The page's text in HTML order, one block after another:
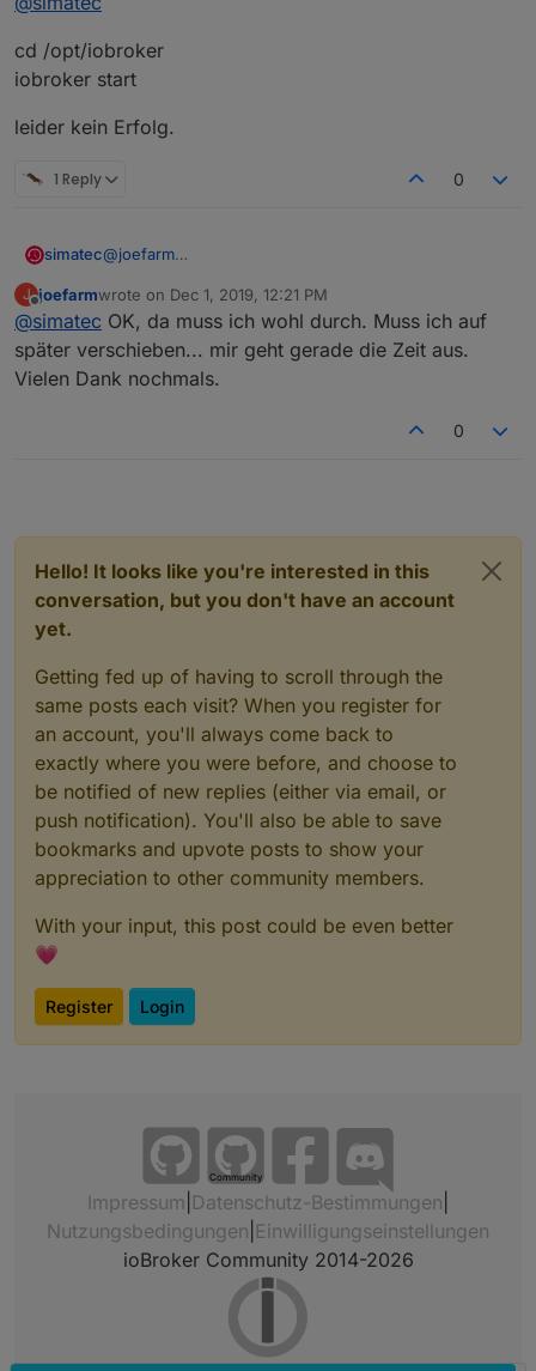
cd /opt/iobroker
iobroker start
leider kein Erfolg.
1 Reply 0
simatec@joefarm
Am besten du sicherst dir mal den Ordner iobroker-
data händisch und setzt dein System neu auf.
Dann den Ordner bei gestoppten zurück kopieren
J
Offline
joefarmwrote on Dec 1, 2019, 12:21 PM
last edited by
@simatec OK, da muss ich wohl durch. Muss ich auf
später verschieben... mir geht gerade die Zeit aus.
Vielen Dank nochmals.
0
Hello! It looks like you're interested in this
conversation, but you don't have an account
yet.
Getting fed up of having to scroll through the
same posts each visit? When you register for
an account, you'll always come back to
exactly where you were before, and choose to
be notified of new replies (either via email, or
push notification). You'll also be able to save
bookmarks and upvote posts to show your
appreciation to other community members.
With your input, this post could be even better
💗
Register Login
Community
Impressum Datenschutz-Bestimmungen
Nutzungsbedingungen Einwilligungseinstellungen
ioBroker Community 2014-2026